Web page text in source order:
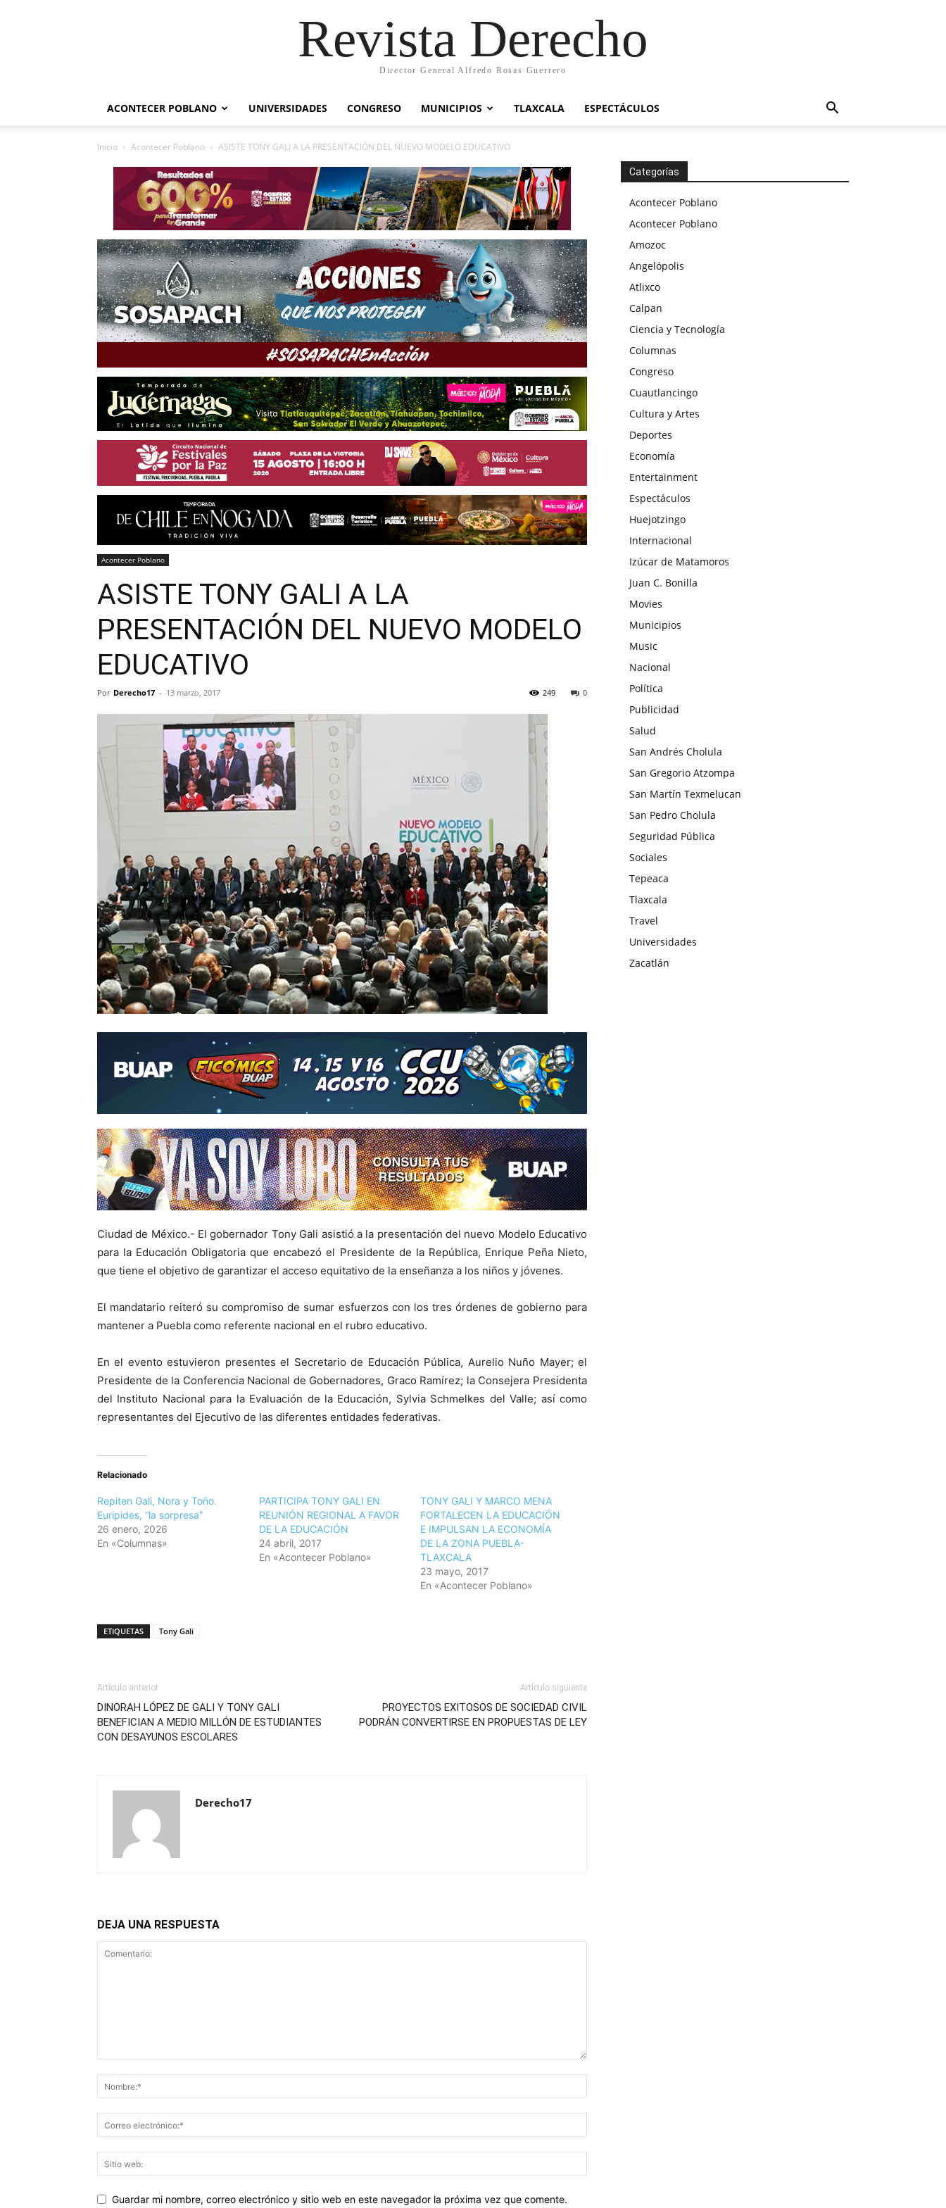
Revista Derecho
Director General Alfredo Rosas Guerrero
ACONTECER POBLANO UNIVERSIDADES CONGRESO MUNICIPIOS TLAXCALA ESPECTÁCULOS
Inicio Acontecer Poblano ASISTE TONY GALI A LA PRESENTACIÓN DEL NUEVO MODELO EDUCATIVO
Acontecer Poblano
ASISTE TONY GALI A LA
PRESENTACIÓN DEL NUEVO MODELO
EDUCATIVO
Por Derecho17 - 13 marzo, 2017 0
249
Ciudad de México.- El gobernador Tony Gali asistió a la presentación del nuevo Modelo Educativo
para la Educación Obligatoria que encabezó el Presidente de la República, Enrique Peña Nieto,
que tiene el objetivo de garantizar el acceso equitativo de la enseñanza a los niños y jóvenes.
El mandatario reiteró su compromiso de sumar esfuerzos con los tres órdenes de gobierno para
mantener a Puebla como referente nacional en el rubro educativo.
En el evento estuvieron presentes el Secretario de Educación Pública, Aurelio Nuño Mayer; el
Presidente de la Conferencia Nacional de Gobernadores, Graco Ramírez; la Consejera Presidenta
del Instituto Nacional para la Evaluación de la Educación, Sylvia Schmelkes del Valle; así como
representantes del Ejecutivo de las diferentes entidades federativas.
Relacionado
Repiten Gali, Nora y Toño.
Euripides, “la sorpresa”
26 enero, 2026
En «Columnas»
PARTICIPA TONY GALI EN
REUNIÓN REGIONAL A FAVOR
DE LA EDUCACIÓN
24 abril, 2017
En «Acontecer Poblano»
TONY GALI Y MARCO MENA
FORTALECEN LA EDUCACIÓN
E IMPULSAN LA ECONOMÍA
DE LA ZONA PUEBLA-
TLAXCALA
23 mayo, 2017
En «Acontecer Poblano»
ETIQUETAS Tony Gali
Artículo anterior
DINORAH LÓPEZ DE GALI Y TONY GALI
BENEFICIAN A MEDIO MILLÓN DE ESTUDIANTES
CON DESAYUNOS ESCOLARES
Artículo siguiente
PROYECTOS EXITOSOS DE SOCIEDAD CIVIL
PODRÁN CONVERTIRSE EN PROPUESTAS DE LEY
Derecho17
DEJA UNA RESPUESTA
Guardar mi nombre, correo electrónico y sitio web en este navegador la próxima vez que comente.
Categorías
Acontecer Poblano
Acontecer Poblano
Amozoc
Angelópolis
Atlixco
Calpan
Ciencia y Tecnología
Columnas
Congreso
Cuautlancingo
Cultura y Artes
Deportes
Economía
Entertainment
Espectáculos
Huejotzingo
Internacional
Izúcar de Matamoros
Juan C. Bonilla
Movies
Municipios
Music
Nacional
Política
Publicidad
Salud
San Andrés Cholula
San Gregorio Atzompa
San Martín Texmelucan
San Pedro Cholula
Seguridad Pública
Sociales
Tepeaca
Tlaxcala
Travel
Universidades
Zacatlán